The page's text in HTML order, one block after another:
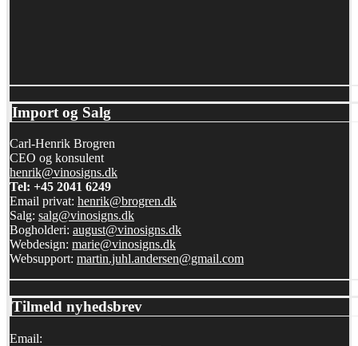
Import og Salg
Carl-Henrik Brogren
CEO og konsulent
henrik@vinosigns.dk
Tel: +45 2041 6249
Email privat: henrik@brogren.dk
Salg: salg@vinosigns.dk
Bogholderi: august@vinosigns.dk
Webdesign: marie@vinosigns.dk
Websupport: martin.juhl.andersen@gmail.com
Tilmeld nyhedsbrev
Email: